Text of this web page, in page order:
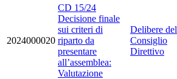
2024000020
CD 15/24
Decisione finale
sui criteri di
riparto da
presentare
all’assemblea:
Valutazione
Delibere del
Consiglio
Direttivo